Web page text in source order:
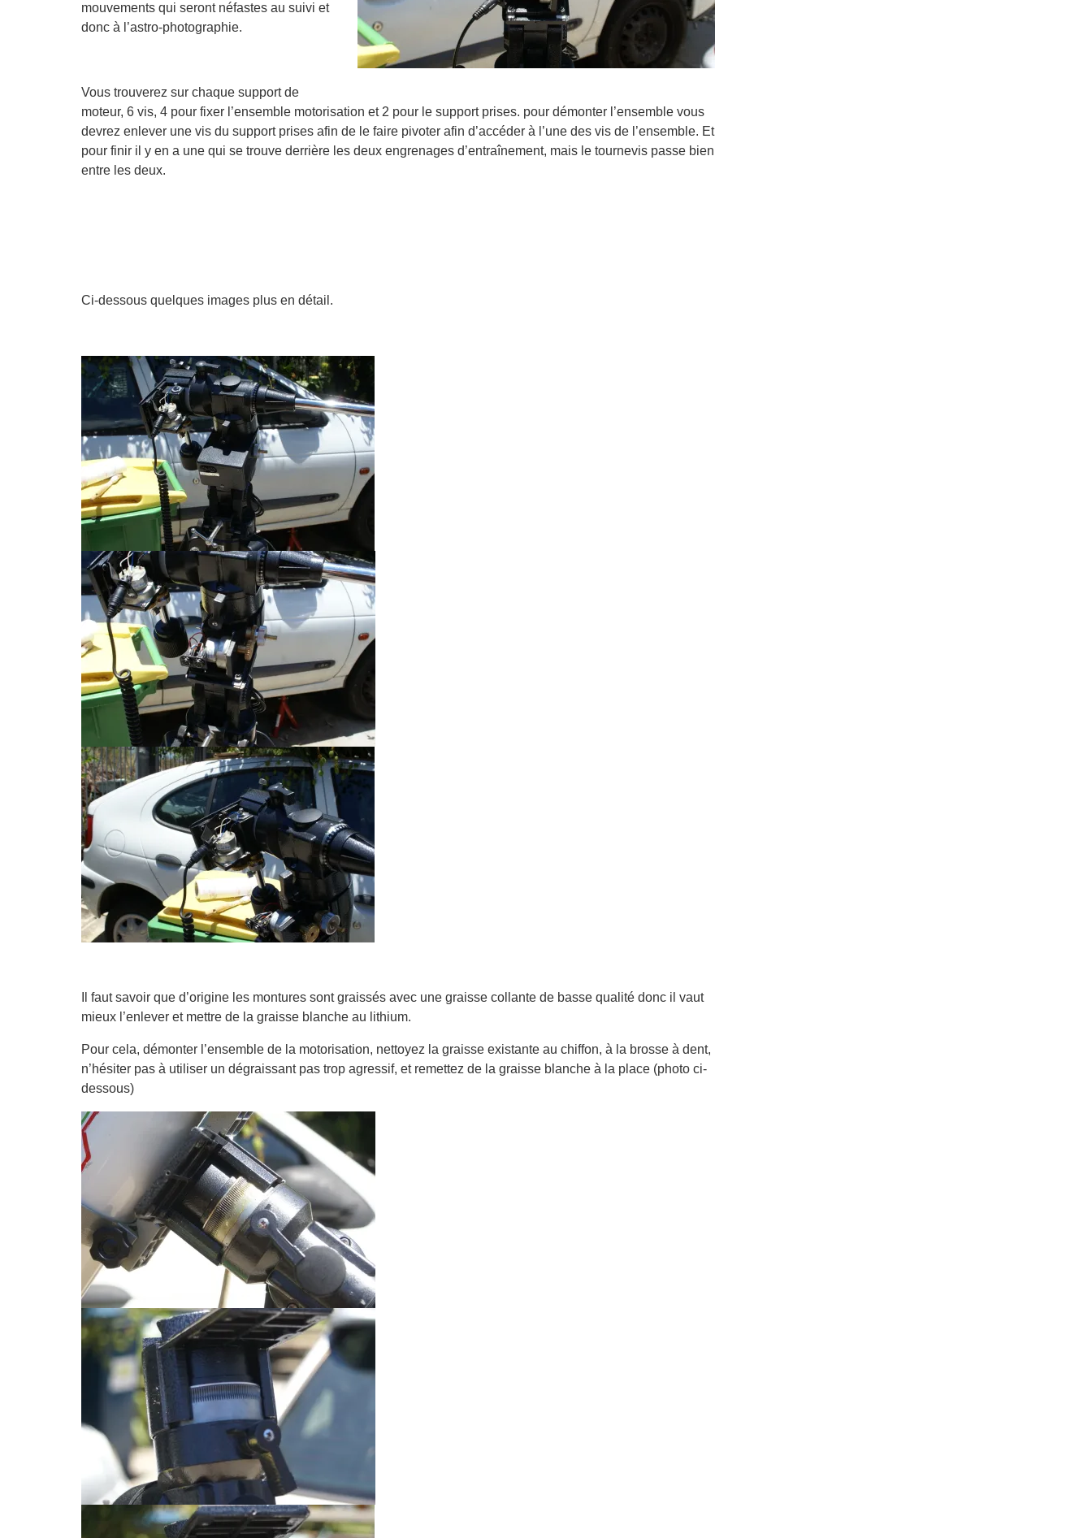
mouvements qui seront néfastes au suivi et
donc à l’astro-photographie.
Vous trouverez sur chaque support de
moteur, 6 vis, 4 pour fixer l’ensemble motorisation et 2 pour le support prises. pour démonter l’ensemble vous
devrez enlever une vis du support prises afin de le faire pivoter afin d’accéder à l’une des vis de l’ensemble. Et
pour finir il y en a une qui se trouve derrière les deux engrenages d’entraînement, mais le tournevis passe bien
entre les deux.
Ci-dessous quelques images plus en détail.
Il faut savoir que d’origine les montures sont graissés avec une graisse collante de basse qualité donc il vaut
mieux l’enlever et mettre de la graisse blanche au lithium.
Pour cela, démonter l’ensemble de la motorisation, nettoyez la graisse existante au chiffon, à la brosse à dent,
n’hésiter pas à utiliser un dégraissant pas trop agressif, et remettez de la graisse blanche à la place (photo ci-
dessous)